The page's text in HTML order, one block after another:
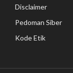
Disclaimer
Pedoman Siber
Kode Etik